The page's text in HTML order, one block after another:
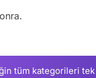
tüm kategorileri tek